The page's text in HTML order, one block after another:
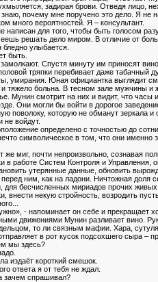
задирая брови. Отведя лицо,
почему мне поручено это дело. Я не
много вероятностей. Я – консультант.
написан для того, чтобы быть голосом
решать дело миром. В отличие от
бледно улыбается.
быть.
Спустя минуту им приносят
тряпки перебивает даже табачный
умирания. Юная официантка выглядит
и тяжело больна. В тесном зале мужчины
Мунин смотрит на них и видит, что
Они могли бы войти в дорогое
поволоку, которую не обманут зеркала и
не войдут.
определено с точностью до
символическое в том, что они
же миг, почти непроизвольно, сознавая
в работе Систем Контроля и Управления,
утерянные данные, обновить
перед ним, как на ладони. Ничтожная доля
для бесчисленных мириадов прочих
внести некую стройность, возродить
- напоминает он себе и прекращает
движениями Мунин разливает вино.
то ли связным мафии. Хара,
в рот кусок подсохшего сыра –
мы здесь?
издаёт короткий смешок.
ответа я от тебя не ждал.
зачем спрашивал?